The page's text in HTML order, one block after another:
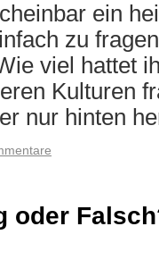
ein
zu
viel hattet
Kulturen
nur hinten
oder